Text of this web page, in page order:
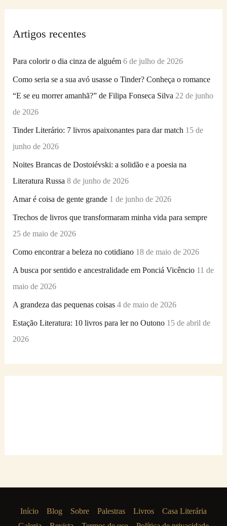
u
o
r
:
Artigos recentes
Para colorir o dia cinza de alguém 6 de julho de 2026
Como seria se a sua avó usasse o Tinder? Conheça o romance
“E se eu morrer amanhã?” de Filipa Fonseca Silva 22 de junho
de 2026
Tinder Literário: 7 livros apaixonantes para dar match 15 de
junho de 2026
Noites Brancas de Dostoiévski: a solidão e a poesia na
Literatura Russa 8 de junho de 2026
Amar é coisa de gente grande 1 de junho de 2026
Trechos de livros que transformaram minha vida para sempre
25 de maio de 2026
Como encontrar a beleza no cotidiano 18 de maio de 2026
A busca por sentido e ancestralidade em Ponciá Vicêncio 11 de
maio de 2026
A grandeza das pequenas coisas 4 de maio de 2026
Estação Literatura: 10 livros para ler no Outono 15 de abril de
2026
Início Blog Sobre Palestras Livros
Casa Literária